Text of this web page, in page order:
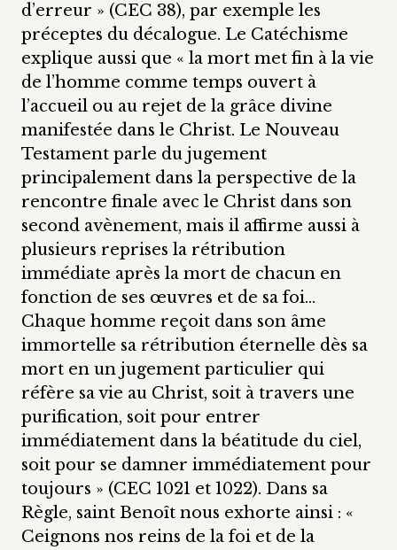
d’erreur » (CEC 38), par exemple les
préceptes du décalogue. Le Catéchisme
explique aussi que « la mort met fin à la vie
de l’homme comme temps ouvert à
l’accueil ou au rejet de la grâce divine
manifestée dans le Christ. Le Nouveau
Testament parle du jugement
principalement dans la perspective de la
rencontre finale avec le Christ dans son
second avènement, mais il affirme aussi à
plusieurs reprises la rétribution
immédiate après la mort de chacun en
fonction de ses œuvres et de sa foi…
Chaque homme reçoit dans son âme
immortelle sa rétribution éternelle dès sa
mort en un jugement particulier qui
réfère sa vie au Christ, soit à travers une
purification, soit pour entrer
immédiatement dans la béatitude du ciel,
soit pour se damner immédiatement pour
toujours » (CEC 1021 et 1022). Dans sa
Règle, saint Benoît nous exhorte ainsi : «
Ceignons nos reins de la foi et de la